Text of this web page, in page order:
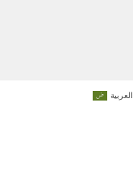
العربية